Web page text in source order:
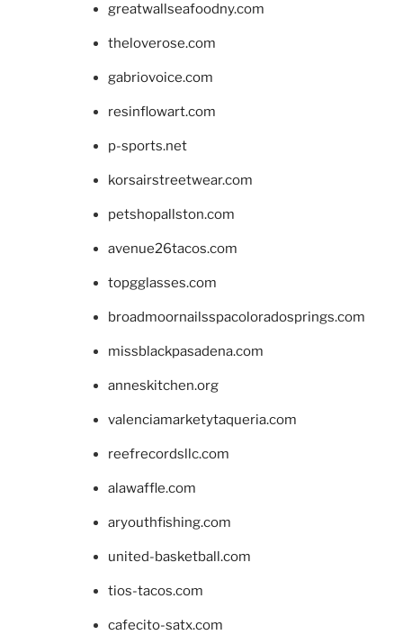
greatwallseafoodny.com
theloverose.com
gabriovoice.com
resinflowart.com
p-sports.net
korsairstreetwear.com
petshopallston.com
avenue26tacos.com
topgglasses.com
broadmoornailsspacoloradosprings.com
missblackpasadena.com
anneskitchen.org
valenciamarketytaqueria.com
reefrecordsllc.com
alawaffle.com
aryouthfishing.com
united-basketball.com
tios-tacos.com
cafecito-satx.com